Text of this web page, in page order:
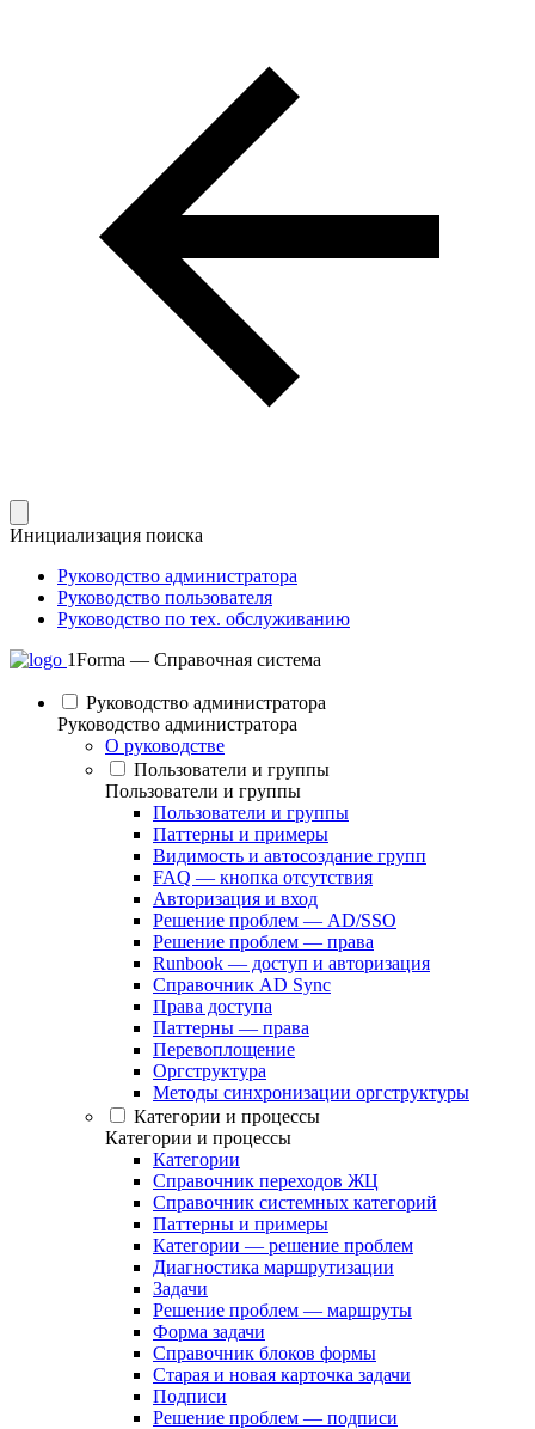
Инициализация поиска
Руководство администратора
Руководство пользователя
Руководство по тех. обслуживанию
1Forma — Справочная система
Руководство администратора
Руководство администратора
О руководстве
Пользователи и группы
Пользователи и группы
Пользователи и группы
Паттерны и примеры
Видимость и автосоздание групп
FAQ — кнопка отсутствия
Авторизация и вход
Решение проблем — AD/SSO
Решение проблем — права
Runbook — доступ и авторизация
Справочник AD Sync
Права доступа
Паттерны — права
Перевоплощение
Оргструктура
Методы синхронизации оргструктуры
Категории и процессы
Категории и процессы
Категории
Справочник переходов ЖЦ
Справочник системных категорий
Паттерны и примеры
Категории — решение проблем
Диагностика маршрутизации
Задачи
Решение проблем — маршруты
Форма задачи
Справочник блоков формы
Старая и новая карточка задачи
Подписи
Решение проблем — подписи